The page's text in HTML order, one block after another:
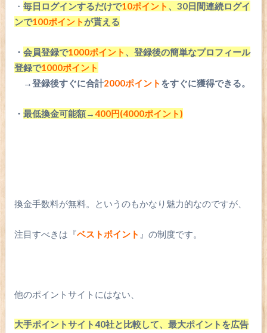
・ 毎日ログインするだけで10ポイント 、30日間連続ログイ
ンで100ポイントが貰える
・ 会員登録で1000ポイント 、登録後の簡単なプロフィール
登録で1000ポイント
→登録後すぐに合計2000ポイント をすぐに獲得できる。
・ 最低換金可能額→400円(4000ポイント)
換金手数料が無料。というのもかなり魅力的なのですが、
注目すべきは『ベストポイント 』の制度です。
他のポイントサイトにはない、
大手ポイントサイト40社と比較して、最大ポイントを広告